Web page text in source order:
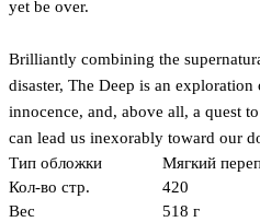
yet be over.
Brilliantly combining the
disaster, The Deep is an
innocence, and, above all, a quest
can lead us inexorably toward our
Тип обложки
Мягкий
Кол-во стр.
420
Вес
518 г